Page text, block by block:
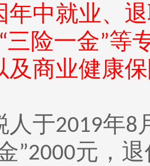
年中就业、
“三险一金”等
及商业健康
人于2019年8
”2000元，